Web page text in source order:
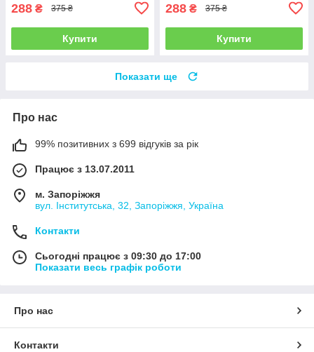
288 ₴ 375 ₴
Купити
288 ₴ 375 ₴
Купити
Показати ще
Про нас
99% позитивних з 699 відгуків за рік
Працює з 13.07.2011
м. Запоріжжя
вул. Інститутська, 32, Запоріжжя, Україна
Контакти
Сьогодні працює з 09:30 до 17:00
Показати весь графік роботи
Про нас
Контакти